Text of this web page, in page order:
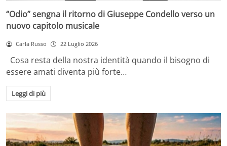
“Odio” sengna il ritorno di Giuseppe Condello verso un
nuovo capitolo musicale
Carla Russo 22 Luglio 2026
Cosa resta della nostra identità quando il bisogno di
essere amati diventa più forte…
Leggi di più